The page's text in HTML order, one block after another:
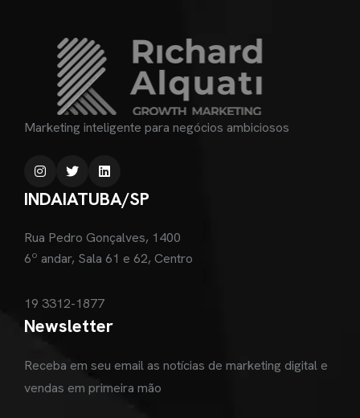
Marketing inteligente para negócios ambiciosos
INDAIATUBA/SP
Rua Pedro Gonçalves, 1400
6º andar, Sala 61 e 62, Centro
19 3312-1877
Newsletter
Receba em seu email as notícias de marketing digital e
vendas em primeira mão